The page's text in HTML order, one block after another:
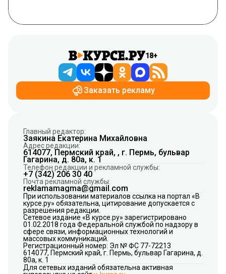
18+
Заказать рекламу
Главный редактор:
Заякина Екатерина Михайловна
Адрес редакции:
614077, Пермский край, , г. Пермь, бульвар
Гагарина, д. 80а, к. 1
Телефон редакции и рекламной службы:
+7 (342) 206 30 40
Почта рекламной службы:
reklamamagma@gmail.com
При использовании материалов ссылка на портал «В
курсе.ру» обязательна, цитирование допускается с
разрешения редакции.
Сетевое издание «В курсе.ру» зарегистрировано
01.02.2018 года Федеральной службой по надзору в
сфере связи, информационных технологий и
массовых коммуникаций.
Регистрационный номер: Эл № ФС 77-72213
614077, Пермский край, г. Пермь, бульвар Гагарина, д.
80а, к. 1
Для сетевых изданий обязательна активная